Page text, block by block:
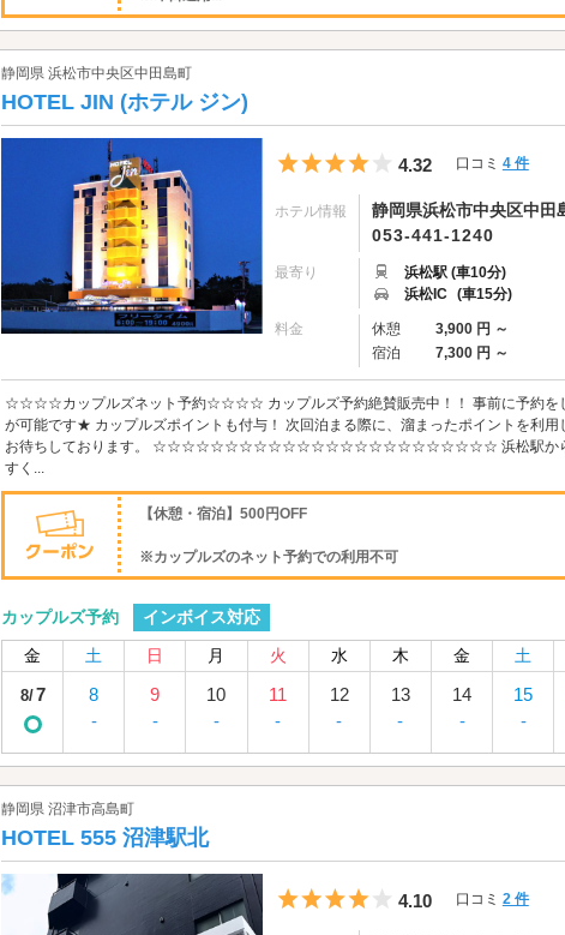
静岡県 浜松市中央区中田島町
HOTEL JIN (ホテル ジン)
5つ星のうち4
4.32 口コミ 4 件
ホテル情報
静岡県浜松市中央区中田
053-441-1240
最寄り
浜松駅 (車10分)
浜松IC (車15分)
料金 休憩 3,900 円 ～
宿泊
7,300 円 ～
☆☆☆☆カップルズネット予約☆☆☆☆ カップルズ予約絶賛販売中！！ 事前に予約を
が可能です★ カップルズポイントも付与！ 次回泊まる際に、溜まったポイントを利
お待ちしております。 ☆☆☆☆☆☆☆☆☆☆☆☆☆☆☆☆☆☆☆☆☆☆☆☆ 浜松駅から車で
すく...
【休憩・宿泊】500円OFF
※カップルズのネット予約での利用不可
カップルズ予約
インボイス対応
金
土 日 月 火 水 木 金 土
8/7
8
-
9
-
10
-
11
-
12
-
13
-
14
-
15
-
静岡県 沼津市高島町
HOTEL 555 沼津駅北
5つ星のうち4
4.10 口コミ 2 件